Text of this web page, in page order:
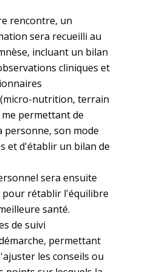
rencontre, un
sera recueilli au
incluant un bilan
cliniques et
nutrition, terrain
me permettant de
personne, son mode
et d'établir un bilan de
sera ensuite
pour rétablir l'équilibre
santé.
de suivi
permettant
les conseils ou